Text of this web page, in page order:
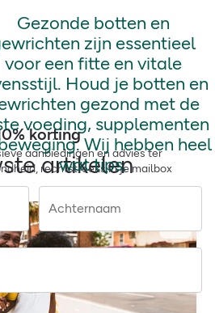
Gezonde botten en
zijn essentieel
voor een fitte en vitale
Houd je botten en
gezond met de
voeding, supplementen
Wij hebben heel
wat tips.
artikelen
korting
aanbiedingen en advies ter
rechtstreeks in je mailbox
Achternaam